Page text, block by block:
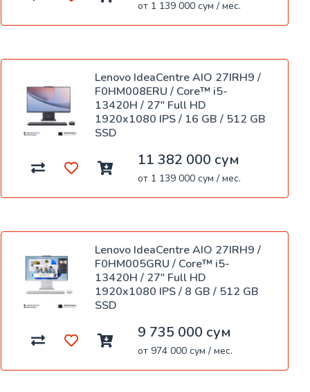
от 1 139 000 сум / мес.
Lenovo IdeaCentre AIO 27IRH9 /
F0HM008ERU / Core™ i5-
13420H / 27" Full HD
1920x1080 IPS / 16 GB / 512 GB
SSD
11 382 000 сум
от 1 139 000 сум / мес.
Lenovo IdeaCentre AIO 27IRH9 /
F0HM005GRU / Core™ i5-
13420H / 27" Full HD
1920x1080 IPS / 8 GB / 512 GB
SSD
9 735 000 сум
от 974 000 сум / мес.